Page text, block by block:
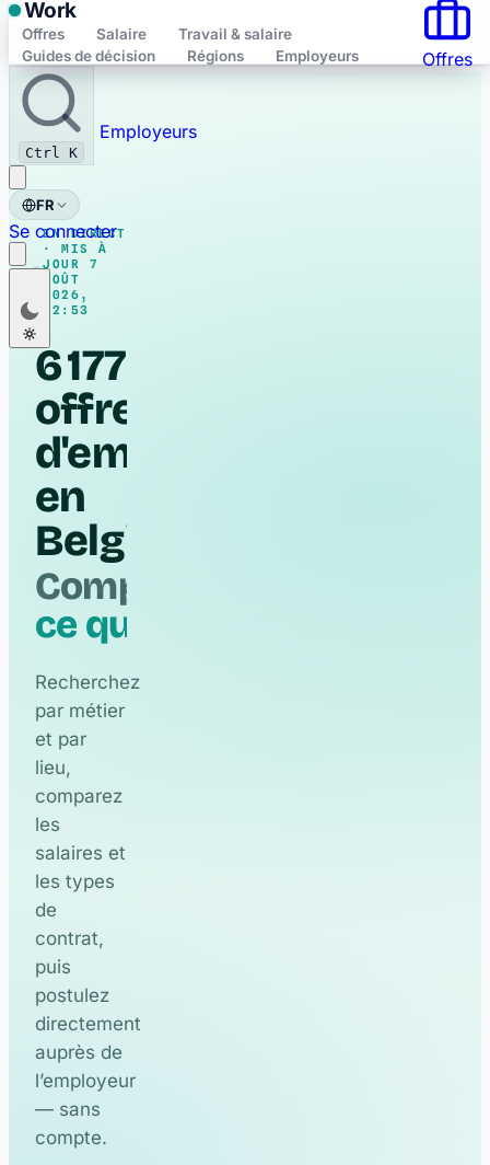
Work
Offres Salaire
Travail & salaire
Guides de décision
Régions Employeurs
Ctrl K
Employeurs
FR
NL Nederlands
EN English
DE Deutsch
PL Polski
RO Română
RU Русский
Español
PT Português
UK Українська
IT Italiano
TR Türkçe
AR
HU
HR
Se connecter
Enregistré
Offres
EN DIRECT
· MIS À
JOUR 7
AOÛT
2026,
22:53
6 177
offres
d'emploi
en
Belgique
Comparez
ce qui compte
Recherchez
par métier
et par
lieu,
comparez
les
salaires et
les types
de
contrat,
puis
postulez
directement
auprès de
l’employeur
— sans
compte.